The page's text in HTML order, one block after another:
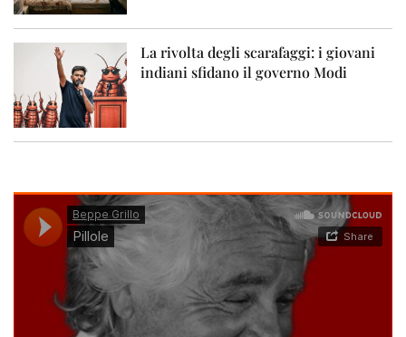
La rivolta degli scarafaggi: i giovani
indiani sfidano il governo Modi